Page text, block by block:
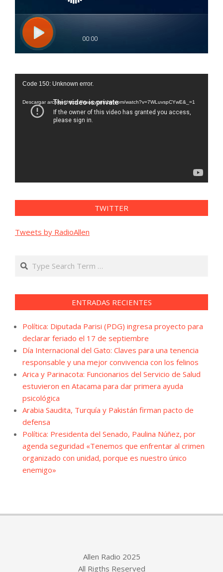
Reproductor
vídeo
Code 150: Unknown error.
Descargar archivo: https://www.youtube.com/watch?v=7WLuvspCYwE&_=1
TWITTER
Tweets by RadioAllen
Search
ENTRADAS RECIENTES
Política: Diputada Parisi (PDG) ingresa proyecto para
declarar feriado el 17 de septiembre
Día Internacional del Gato: Claves para una tenencia
responsable y una mejor convivencia con los felinos
Arica y Parinacota: Funcionarios del Servicio de Salud
estuvieron en Atacama para dar primera ayuda
psicológica
Arabia Saudita, Turquía y Pakistán firman pacto de
defensa
Política: Presidenta del Senado, Paulina Núñez, por
agenda seguridad «Tenemos que enfrentar al crimen
organizado con unidad, porque es nuestro único
enemigo»
Allen Radio 2025
All Rigths Reserved